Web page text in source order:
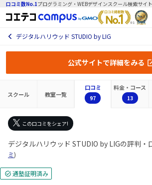
口コミ数No.1プログラミング・WEBデザインスクール検索サイト
デジタルハリウッド STUDIO by LIG
公式サイトで詳細をみる
スクール 教室一覧
口コミ
97
料金・コース
13
この口コミをシェア!
デジタルハリウッド STUDIO by LIGの評判・
ミ)
通塾証明済み